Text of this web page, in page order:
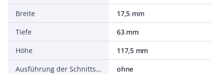
Breite
17,5 mm
Tiefe
63 mm
Höhe
117,5 mm
Ausführung der Schnittstelle
ohne